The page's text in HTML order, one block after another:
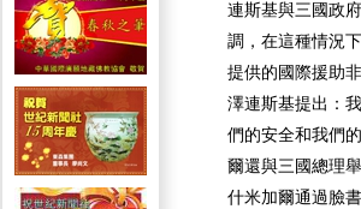
連斯基與三國政
調，在這種情況
提供的國際援助非
澤連斯基提出：
們的安全和我們
爾還與三國總理
什米加爾通過臉